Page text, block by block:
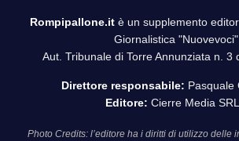
Rompipallone.it è un supplemento
Giornalistica "Nuovevoci"
Aut. Tribunale di Torre Annunziata n. 3
Direttore responsabile: Pasquale
Editore: Cierre Media
Photo Credits: l’editore ha i diritti di utilizzo delle